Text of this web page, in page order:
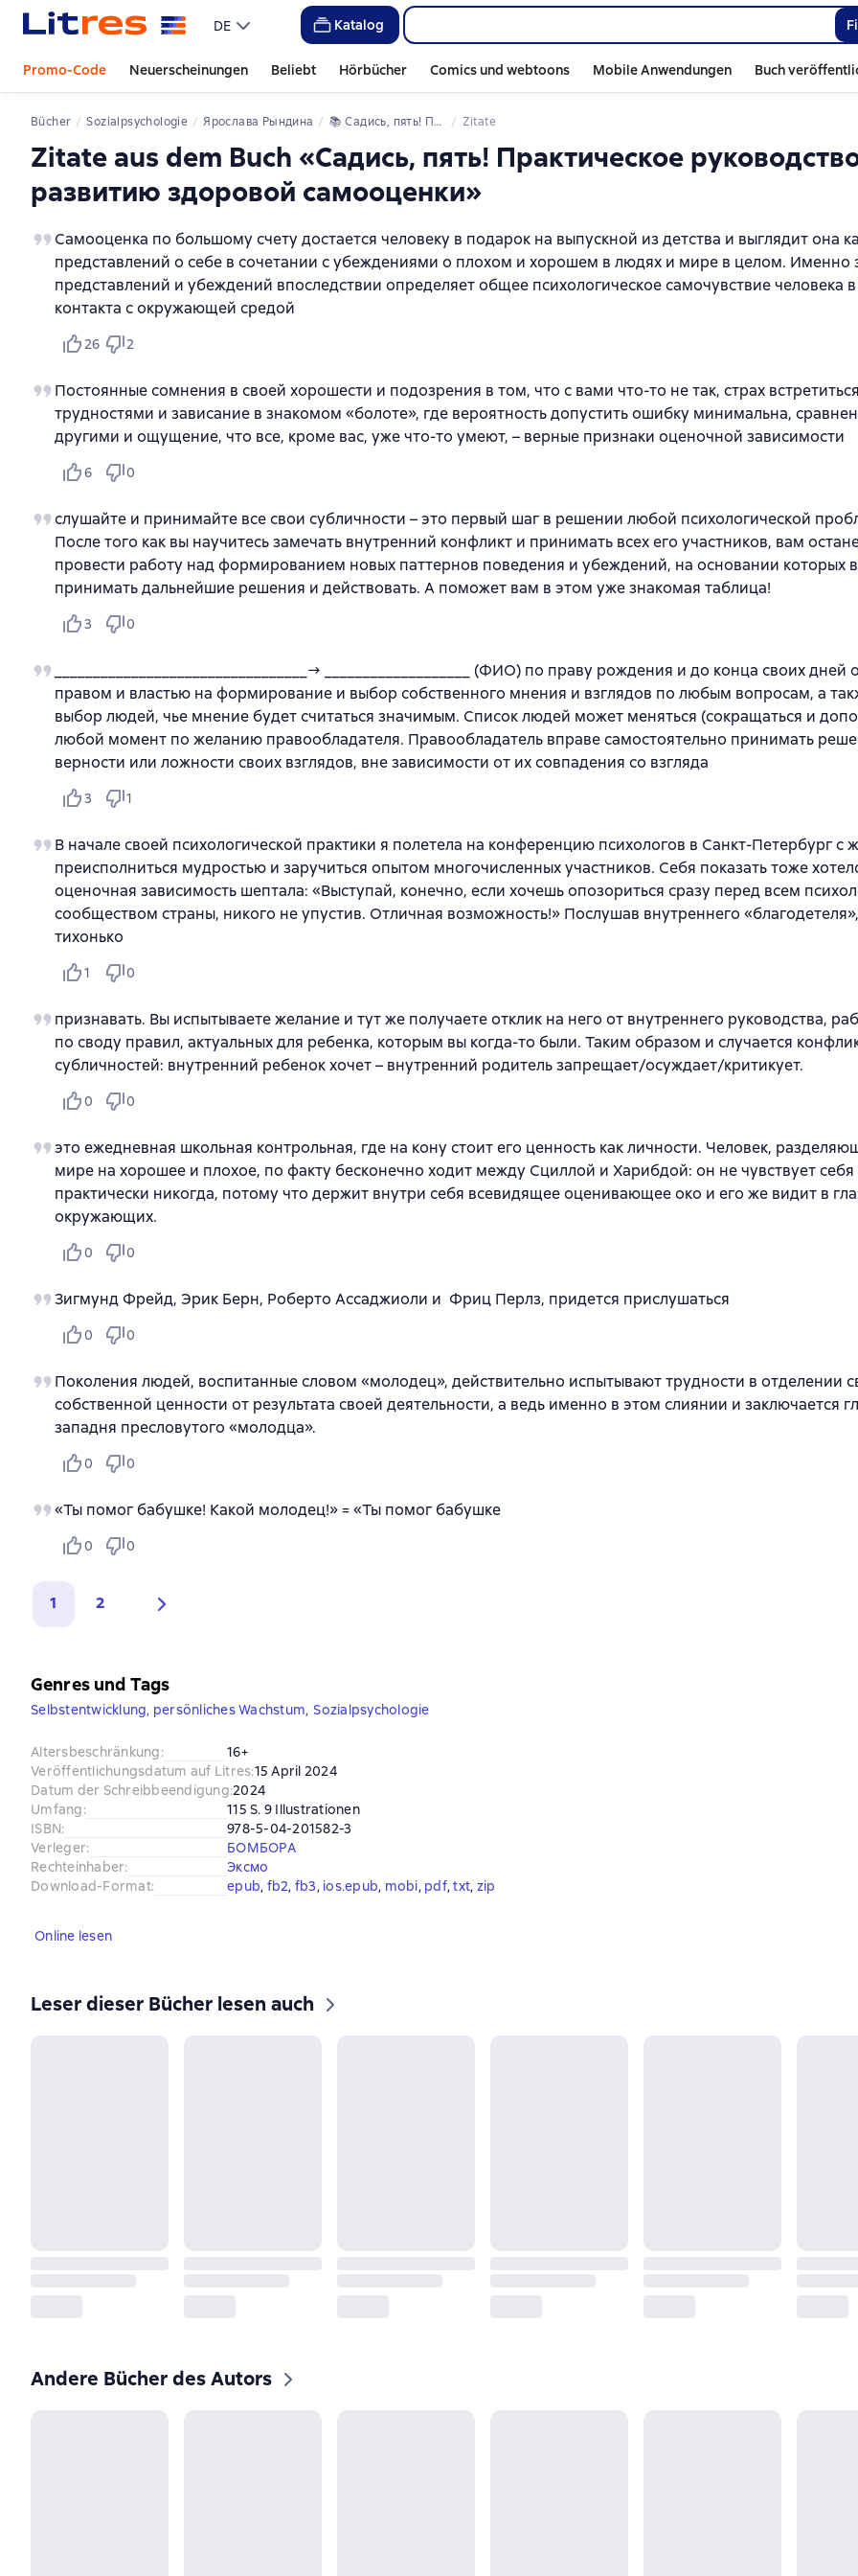
DE Katalog
Promo-Code Neuerscheinungen Beliebt Hörbücher Comics und webtoons Mobile Anwendungen Buch
Bücher Sozialpsychologie Ярослава Рындина 📚 Садись, пять! Практическое руководство по развитию здоровой самооценки Zitate
Zitate aus dem Buch «Садись, пять! Практическое
развитию здоровой самооценки»
Самооценка по большому счету достается человеку в подарок на выпускной из детства и выглядит она
представлений о себе в сочетании с убеждениями о плохом и хорошем в людях и мире в целом. Именно
представлений и убеждений впоследствии определяет общее психологическое самочувствие человека
контакта с окружающей средой
26 2
Постоянные сомнения в своей хорошести и подозрения в том, что с вами что-то не так, страх
трудностями и зависание в знакомом «болоте», где вероятность допустить ошибку минимальна,
другими и ощущение, что все, кроме вас, уже что-то умеют, – верные признаки оценочной зависимости
6 0
слушайте и принимайте все свои субличности – это первый шаг в решении любой психологической
После того как вы научитесь замечать внутренний конфликт и принимать всех его участников, вам
провести работу над формированием новых паттернов поведения и убеждений, на основании которых
принимать дальнейшие решения и действовать. А поможет вам в этом уже знакомая таблица!
3 0
_________________________________→ ___________________ (ФИО) по праву рождения и до конца своих дней
правом и властью на формирование и выбор собственного мнения и взглядов по любым вопросам, а
выбор людей, чье мнение будет считаться значимым. Список людей может меняться (сокращаться и
любой момент по желанию правообладателя. Правообладатель вправе самостоятельно принимать
верности или ложности своих взглядов, вне зависимости от их совпадения со взгляда
3 1
В начале своей психологической практики я полетела на конференцию психологов в Санкт-Петербург с
преисполниться мудростью и заручиться опытом многочисленных участников. Себя показать тоже
оценочная зависимость шептала: «Выступай, конечно, если хочешь опозориться сразу перед всем
сообществом страны, никого не упустив. Отличная возможность!» Послушав внутреннего
тихонько
1 0
признавать. Вы испытываете желание и тут же получаете отклик на него от внутреннего руководства,
по своду правил, актуальных для ребенка, которым вы когда-то были. Таким образом и случается
субличностей: внутренний ребенок хочет – внутренний родитель запрещает/осуждает/критикует.
0 0
это ежедневная школьная контрольная, где на кону стоит его ценность как личности. Человек,
мире на хорошее и плохое, по факту бесконечно ходит между Сциллой и Харибдой: он не чувствует
практически никогда, потому что держит внутри себя всевидящее оценивающее око и его же видит в
окружающих.
0 0
Зигмунд Фрейд, Эрик Берн, Роберто Ассаджиоли и Фриц Перлз, придется прислушаться
0 0
Поколения людей, воспитанные словом «молодец», действительно испытывают трудности в отделении
собственной ценности от результата своей деятельности, а ведь именно в этом слиянии и заключается
западня пресловутого «молодца».
0 0
«Ты помог бабушке! Какой молодец!» = «Ты помог бабушке
0 0
1 2
Genres und Tags
Selbstentwicklung, persönliches Wachstum, Sozialpsychologie
Altersbeschränkung:
16+
Veröffentlichungsdatum auf Litres:15 April 2024
Datum der Schreibbeendigung:2024
Umfang:
115 S. 9 Illustrationen
ISBN:
978-5-04-201582-3
Verleger:
БОМБОРА
Rechteinhaber:
Эксмо
Download-Format: epub, fb2, fb3, ios.epub, mobi, pdf, txt, zip
Online lesen
Leser dieser Bücher lesen auch
Andere Bücher des Autors